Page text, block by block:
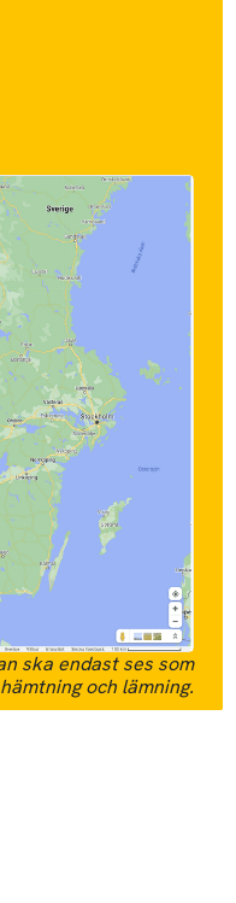
ska endast ses som
och lämning.